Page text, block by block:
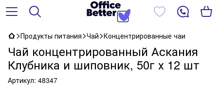
Продукты питания Чай Концентрированные чаи
Чай концентрированный Аскания
Клубника и шиповник, 50г х 12 шт
Артикул: 48347